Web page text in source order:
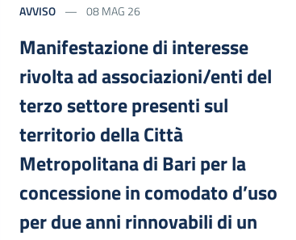
AVVISO 08 MAG 26
Manifestazione di interesse
rivolta ad associazioni/enti del
terzo settore presenti sul
territorio della Città
Metropolitana di Bari per la
concessione in comodato d’uso
per due anni rinnovabili di un